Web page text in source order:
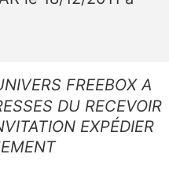
FREEBOX A
DU RECEVOIR
EXPÉDIER